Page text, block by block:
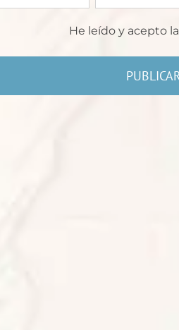
He leído y acepto la